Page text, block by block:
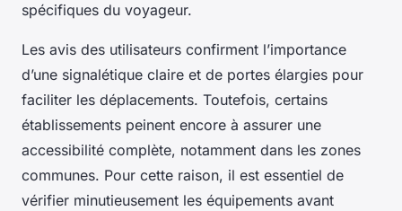
spécifiques du voyageur.
Les avis des utilisateurs confirment l’importance
d’une signalétique claire et de portes élargies pour
faciliter les déplacements. Toutefois, certains
établissements peinent encore à assurer une
accessibilité complète, notamment dans les zones
communes. Pour cette raison, il est essentiel de
vérifier minutieusement les équipements avant